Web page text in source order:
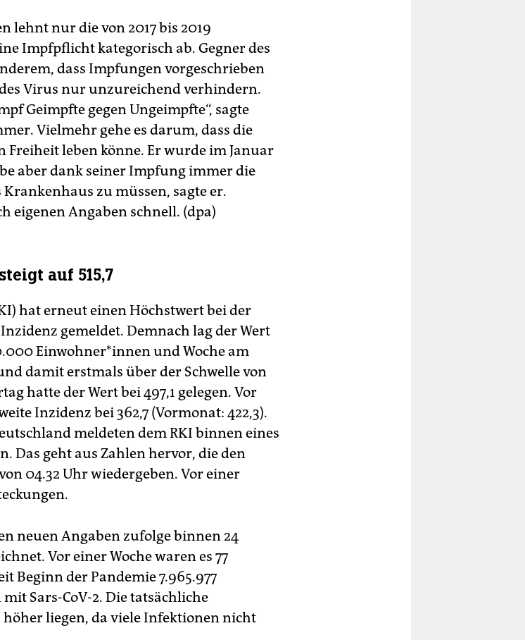
lehnt nur die von 2017 bis 2019
Impfpflicht kategorisch ab. Gegner des
dass Impfungen vorgeschrieben
Virus nur unzureichend verhindern.
Geimpfte gegen Ungeimpfte“, sagte
Vielmehr gehe es darum, dass die
Freiheit leben könne. Er wurde im Januar
aber dank seiner Impfung immer die
zu müssen, sagte er.
eigenen Angaben schnell. (dpa)
auf 515,7
hat erneut einen Höchstwert bei der
gemeldet. Demnach lag der Wert
Ein­woh­ne­r*in­nen und Woche am
damit erstmals über der Schwelle von
hatte der Wert bei 497,1 gelegen. Vor
Inzidenz bei 362,7 (Vormonat: 422,3).
meldeten dem RKI binnen eines
Das geht aus Zahlen hervor, die den
04.32 Uhr wiedergeben. Vor einer
neuen Angaben zufolge binnen 24
Vor einer Woche waren es 77
Beginn der Pandemie 7.965.977
Sars-CoV-2. Die tatsächliche
liegen, da viele Infektionen nicht